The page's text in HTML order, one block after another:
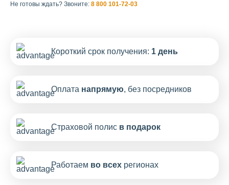
Не готовы ждать? Звоните: 8 800 101-72-03
Короткий срок получения: 1 день
Оплата напрямую, без посредников
Страховой полис в подарок
Работаем во всех регионах